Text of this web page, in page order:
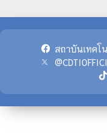
สถาบันเทคโ